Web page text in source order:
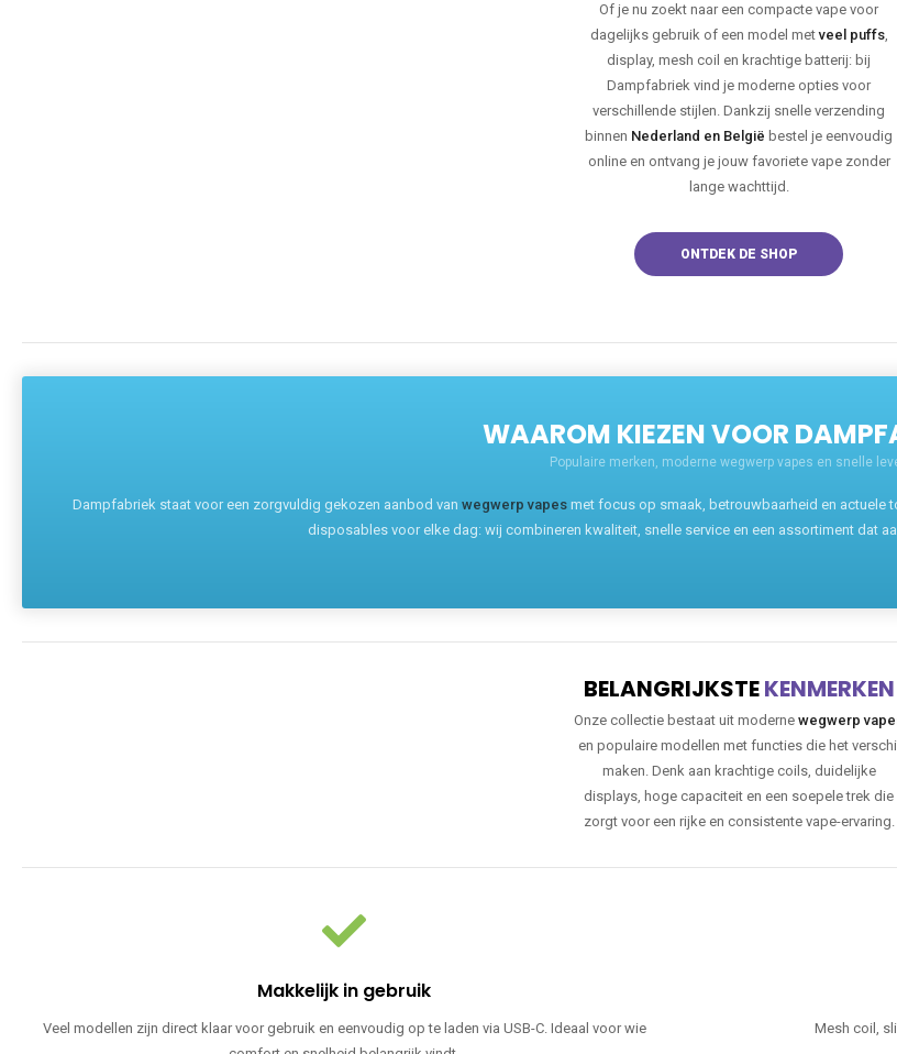
Of je nu zoekt naar een compacte vape voor
dagelijks gebruik of een model metveel puffs,
display, mesh coil en krachtige batterij: bij
Dampfabriek vind je moderne opties voor
verschillende stijlen. Dankzij snelle verzending
binnen Nederland en België bestel je eenvoudig
online en ontvang je jouw favoriete vape zonder
lange wachttijd.
ONTDEK DE SHOP
WAAROM KIEZEN VOOR
Populaire merken, moderne wegwerp vapes en snelle
Dampfabriek staat voor een zorgvuldig gekozen aanbod van wegwerp vapes met focus op smaak, betrouwbaarheid en actuele
disposables voor elke dag: wij combineren kwaliteit, snelle service en een assortiment dat
BELANGRIJKSTEKENMERKEN
Onze collectie bestaat uit moderne wegwerp
en populaire modellen met functies die het verschil
maken. Denk aan krachtige coils, duidelijke
displays, hoge capaciteit en een soepele trek die
zorgt voor een rijke en consistente vape-ervaring.
Makkelijk in gebruik
Veel modellen zijn direct klaar voor gebruik en eenvoudig op te laden via USB-C. Ideaal voor wie
Mesh coil,